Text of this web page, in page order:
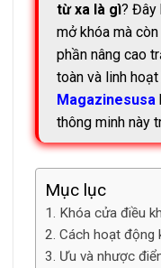
từ xa là gì? Đây
mở khóa mà
phần nâng cao
toàn và linh
Magazinesusa
thông minh này
Mục lục
Khóa cửa điều
Cách hoạt động
Ưu và nhược